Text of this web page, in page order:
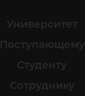
Университет
Поступающему
Студенту
Сотруднику